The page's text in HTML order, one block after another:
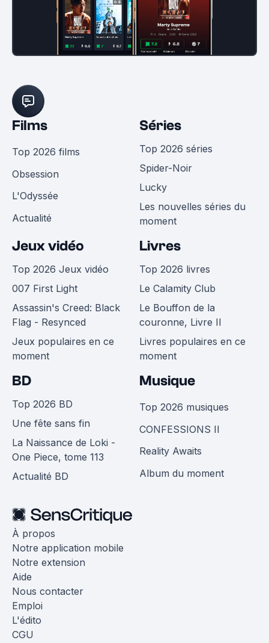
Films
Top 2026 films
Obsession
L'Odyssée
Actualité
Séries
Top 2026 séries
Spider-Noir
Lucky
Les nouvelles séries du
moment
Jeux vidéo
Top 2026 Jeux vidéo
007 First Light
Assassin's Creed: Black
Flag - Resynced
Jeux populaires en ce
moment
Livres
Top 2026 livres
Le Calamity Club
Le Bouffon de la
couronne, Livre II
Livres populaires en ce
moment
BD
Top 2026 BD
Une fête sans fin
La Naissance de Loki -
One Piece, tome 113
Actualité BD
Musique
Top 2026 musiques
CONFESSIONS II
Reality Awaits
Album du moment
À propos
Notre application mobile
Notre extension
Aide
Nous contacter
Emploi
L'édito
CGU